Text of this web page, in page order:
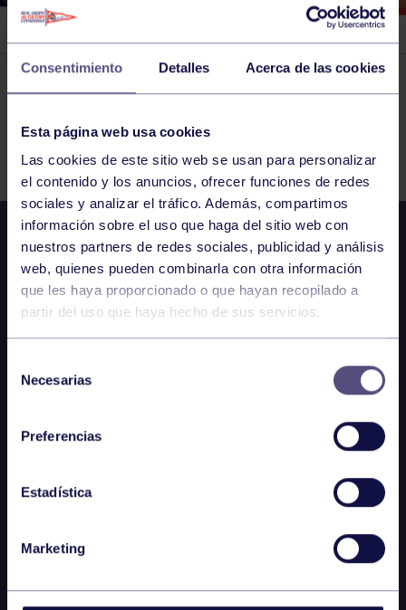
Consentimiento Detalles Acerca de las cookies
Esta página web usa cookies
Las cookies de este sitio web se usan para personalizar
el contenido y los anuncios, ofrecer funciones de redes
sociales y analizar el tráfico. Además, compartimos
información sobre el uso que haga del sitio web con
nuestros partners de redes sociales, publicidad y análisis
web, quienes pueden combinarla con otra información
que les haya proporcionado o que hayan recopilado a
partir del uso que haya hecho de sus servicios.
Necesarias
Preferencias
Estadística
Marketing
TORNEO DEL GRUPO
El grupo en prensa 10 OCT 2024
Comparte